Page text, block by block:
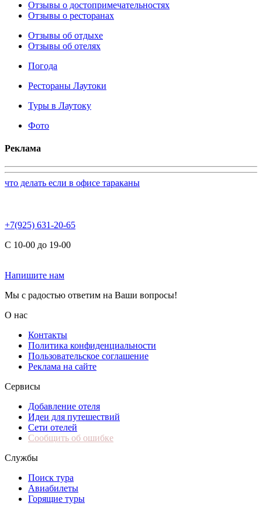
Отзывы о достопримечательностях
Отзывы о ресторанах
Отзывы об отдыхе
Отзывы об отелях
Погода
Рестораны Лаутоки
Туры в Лаутоку
Фото
Реклама
что делать если в офисе тараканы
+7(925) 631-20-65
С 10-00 до 19-00
Напишите нам
Мы с радостью ответим на Ваши вопросы!
О нас
Контакты
Политика конфиденциальности
Пользовательское соглашение
Реклама на сайте
Сервисы
Добавление отеля
Идеи для путешествий
Сети отелей
Сообщить об ошибке
Службы
Поиск тура
Авиабилеты
Горящие туры